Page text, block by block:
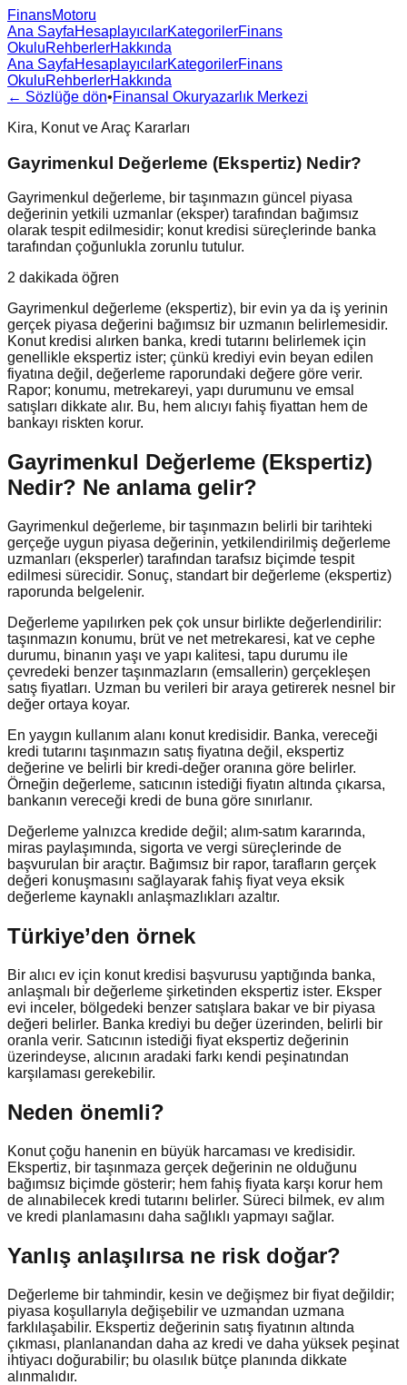
FinansMotoru
Ana SayfaHesaplayıcılarKategorilerFinans
OkuluRehberlerHakkında
Ana SayfaHesaplayıcılarKategorilerFinans
OkuluRehberlerHakkında
← Sözlüğe dön•Finansal Okuryazarlık Merkezi
Kira, Konut ve Araç Kararları
Gayrimenkul Değerleme (Ekspertiz) Nedir?
Gayrimenkul değerleme, bir taşınmazın güncel piyasa
değerinin yetkili uzmanlar (eksper) tarafından bağımsız
olarak tespit edilmesidir; konut kredisi süreçlerinde banka
tarafından çoğunlukla zorunlu tutulur.
2 dakikada öğren
Gayrimenkul değerleme (ekspertiz), bir evin ya da iş yerinin
gerçek piyasa değerini bağımsız bir uzmanın belirlemesidir.
Konut kredisi alırken banka, kredi tutarını belirlemek için
genellikle ekspertiz ister; çünkü krediyi evin beyan edilen
fiyatına değil, değerleme raporundaki değere göre verir.
Rapor; konumu, metrekareyi, yapı durumunu ve emsal
satışları dikkate alır. Bu, hem alıcıyı fahiş fiyattan hem de
bankayı riskten korur.
Gayrimenkul Değerleme (Ekspertiz)
Nedir? Ne anlama gelir?
Gayrimenkul değerleme, bir taşınmazın belirli bir tarihteki
gerçeğe uygun piyasa değerinin, yetkilendirilmiş değerleme
uzmanları (eksperler) tarafından tarafsız biçimde tespit
edilmesi sürecidir. Sonuç, standart bir değerleme (ekspertiz)
raporunda belgelenir.
Değerleme yapılırken pek çok unsur birlikte değerlendirilir:
taşınmazın konumu, brüt ve net metrekaresi, kat ve cephe
durumu, binanın yaşı ve yapı kalitesi, tapu durumu ile
çevredeki benzer taşınmazların (emsallerin) gerçekleşen
satış fiyatları. Uzman bu verileri bir araya getirerek nesnel bir
değer ortaya koyar.
En yaygın kullanım alanı konut kredisidir. Banka, vereceği
kredi tutarını taşınmazın satış fiyatına değil, ekspertiz
değerine ve belirli bir kredi-değer oranına göre belirler.
Örneğin değerleme, satıcının istediği fiyatın altında çıkarsa,
bankanın vereceği kredi de buna göre sınırlanır.
Değerleme yalnızca kredide değil; alım-satım kararında,
miras paylaşımında, sigorta ve vergi süreçlerinde de
başvurulan bir araçtır. Bağımsız bir rapor, tarafların gerçek
değeri konuşmasını sağlayarak fahiş fiyat veya eksik
değerleme kaynaklı anlaşmazlıkları azaltır.
Türkiye’den örnek
Bir alıcı ev için konut kredisi başvurusu yaptığında banka,
anlaşmalı bir değerleme şirketinden ekspertiz ister. Eksper
evi inceler, bölgedeki benzer satışlara bakar ve bir piyasa
değeri belirler. Banka krediyi bu değer üzerinden, belirli bir
oranla verir. Satıcının istediği fiyat ekspertiz değerinin
üzerindeyse, alıcının aradaki farkı kendi peşinatından
karşılaması gerekebilir.
Neden önemli?
Konut çoğu hanenin en büyük harcaması ve kredisidir.
Ekspertiz, bir taşınmaza gerçek değerinin ne olduğunu
bağımsız biçimde gösterir; hem fahiş fiyata karşı korur hem
de alınabilecek kredi tutarını belirler. Süreci bilmek, ev alım
ve kredi planlamasını daha sağlıklı yapmayı sağlar.
Yanlış anlaşılırsa ne risk doğar?
Değerleme bir tahmindir, kesin ve değişmez bir fiyat değildir;
piyasa koşullarıyla değişebilir ve uzmandan uzmana
farklılaşabilir. Ekspertiz değerinin satış fiyatının altında
çıkması, planlanandan daha az kredi ve daha yüksek peşinat
ihtiyacı doğurabilir; bu olasılık bütçe planında dikkate
alınmalıdır.